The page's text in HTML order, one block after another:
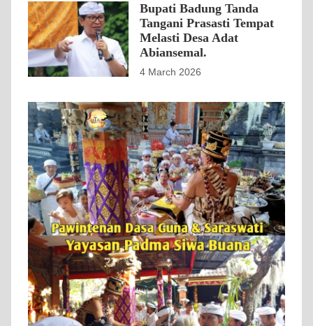
Bupati Badung Tanda
Tangani Prasasti Tempat
Melasti Desa Adat
Abiansemal.
4 March 2026